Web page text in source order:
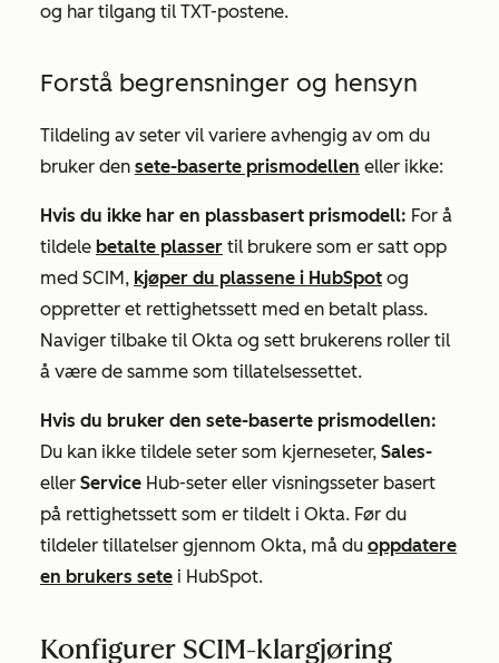
og har tilgang til TXT-postene.
Forstå begrensninger og hensyn
Tildeling av seter vil variere avhengig av om du
bruker den sete-baserte prismodellen eller ikke:
Hvis du ikke har en plassbasert prismodell: For å
tildele betalte plasser til brukere som er satt opp
med SCIM, kjøper du plassene i HubSpot og
oppretter et rettighetssett med en betalt plass.
Naviger tilbake til Okta og sett brukerens roller til
å være de samme som tillatelsessettet.
Hvis du bruker den sete-baserte prismodellen:
Du kan ikke tildele seter som kjerneseter, Sales-
eller Service Hub-seter eller visningsseter basert
på rettighetssett som er tildelt i Okta. Før du
tildeler tillatelser gjennom Okta, må du oppdatere
en brukers sete i HubSpot.
Konfigurer SCIM-klargjøring